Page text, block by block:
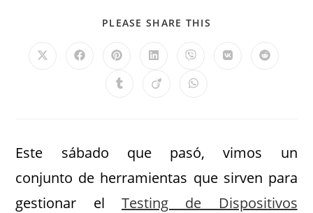
PLEASE SHARE THIS
Este sábado que pasó, vimos un
conjunto de herramientas que sirven para
gestionar el Testing de Dispositivos